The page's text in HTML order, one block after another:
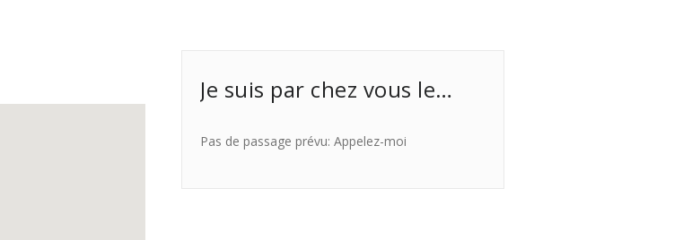
Je suis par chez vous le…
Pas de passage prévu: Appelez-moi